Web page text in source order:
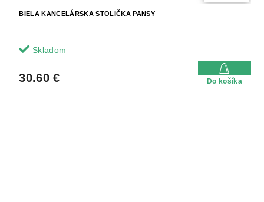
BIELA KANCELÁRSKA STOLIČKA PANSY
Skladom
30.60 € Do košíka